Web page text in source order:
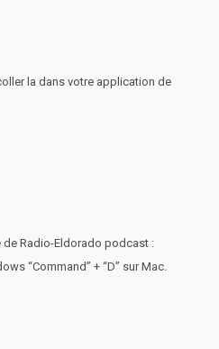
la dans votre application de
de Radio-Eldorado podcast :
“Command” + “D” sur Mac.